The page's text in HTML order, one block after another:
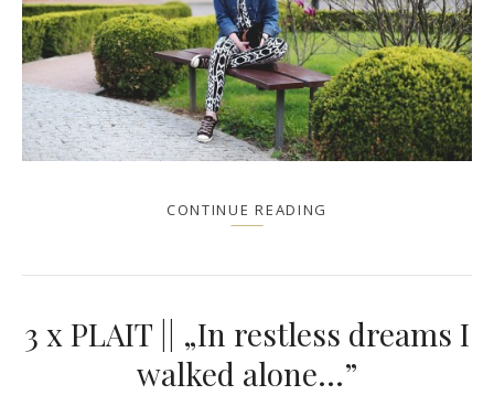
CONTINUE READING
3 x PLAIT || „In restless dreams I
walked alone…”